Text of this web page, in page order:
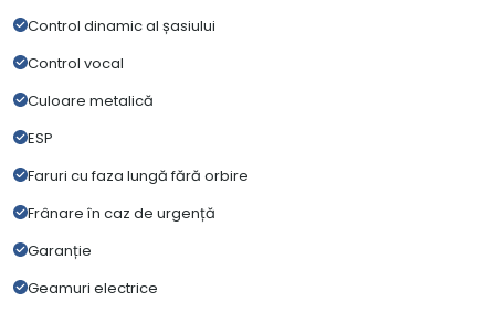
Control dinamic al șasiului
Control vocal
Culoare metalică
ESP
Faruri cu faza lungă fără orbire
Frânare în caz de urgență
Garanție
Geamuri electrice